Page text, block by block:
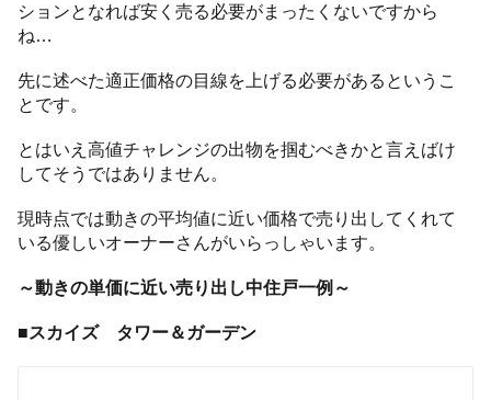
ションとなれば安く売る必要がまったくないですから
ね…
先に述べた適正価格の目線を上げる必要があるというこ
とです。
とはいえ高値チャレンジの出物を掴むべきかと言えばけ
してそうではありません。
現時点では動きの平均値に近い価格で売り出してくれて
いる優しいオーナーさんがいらっしゃいます。
～動きの単価に近い売り出し中住戸一例～
■スカイズ タワー＆ガーデン